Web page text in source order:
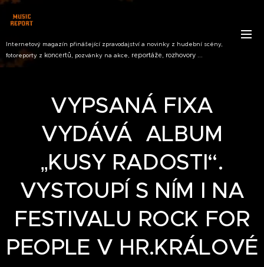
Internetový magazín přinášející zpravodajství a novinky z hudební scény,
fotoreporty z koncertů, pozvánky na akce, reportáže, rozhovory ...
VYPSANÁ FIXA
VYDÁVÁ ALBUM
„KUSY RADOSTI“.
VYSTOUPÍ S NÍM I NA
FESTIVALU ROCK FOR
PEOPLE V HR.KRÁLOVÉ